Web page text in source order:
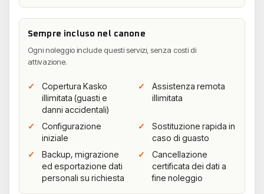
Sempre incluso nel canone
Ogni noleggio include questi servizi, senza costi di
attivazione.
Copertura Kasko
illimitata (guasti e
danni accidentali)
Assistenza remota
illimitata
Configurazione
iniziale
Sostituzione rapida in
caso di guasto
Backup, migrazione
ed esportazione dati
personali su richiesta
Cancellazione
certificata dei dati a
fine noleggio